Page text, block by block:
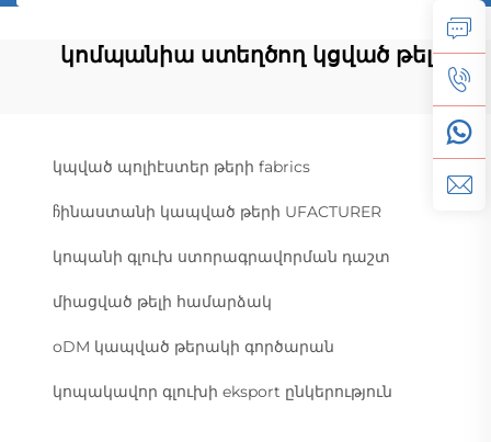
կոմպանիա ստեղծող կցված թել
կպված պոլիէստեր թերի fabrics
ჩինաստանի կապված թերի UFACTURER
կոպանի գլուխ ստորագրավորման դաշտ
միացված թելի համարձակ
oDM կապված թերակի գործարան
կոպակավոր գլուխի eksport ընկերություն